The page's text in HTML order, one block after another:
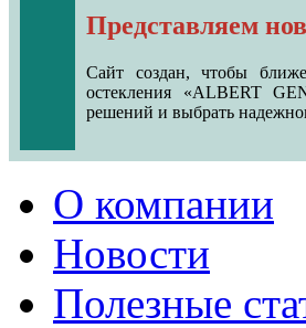
Представляем
Сайт создан, чтобы
остекления «ALBERT
решений и выбрать
О компании
Новости
Полезные